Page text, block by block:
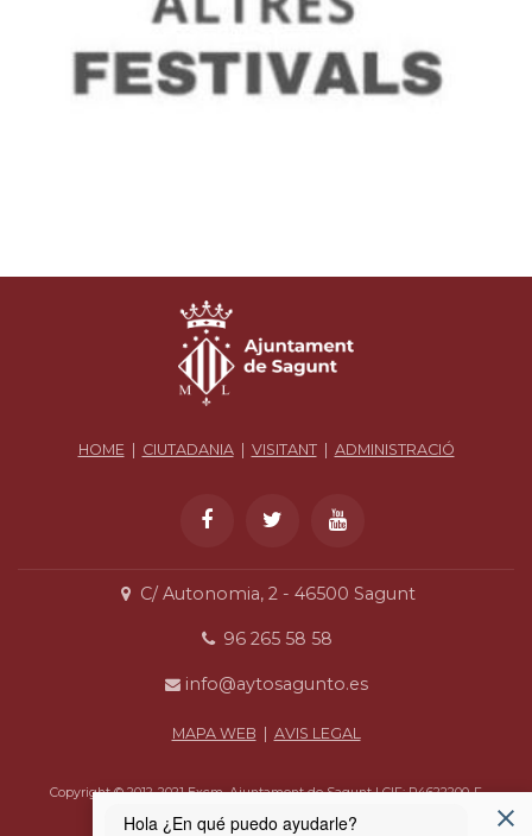
HOME CIUTADANIA| VISITANT| ADMINISTRACIÓ
C/ Autonomia, 2 - 46500 Sagunt
96 265 58 58
info@aytosagunto.es
MAPA WEB | AVIS LEGAL
Copyright © 2012-2021 Excm. Ajuntament de Sagunt | CIF: P4622200-F